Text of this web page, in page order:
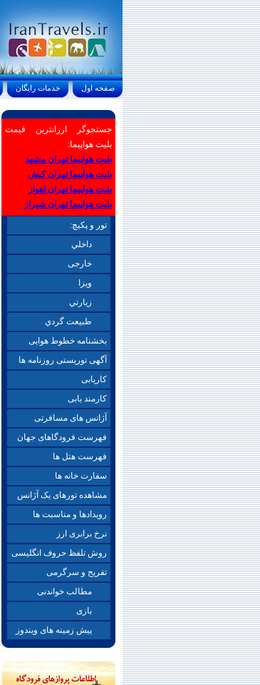
خدمات رايگان صفحه اول
جستجوگر ارزانترین قیمت
بلیت هواپیما:
بلیت هواپیما تهران مشهد
بلیت هواپیما تهران کیش
بلیت هواپیما تهران اهواز
بلیت هواپیما تهران شیراز
تور و پکیچ:
داخلي
خارجی
ويزا
زيارتي
طبيعت گردي
بخشنامه خطوط هوایی
آگهی توریستی روزنامه ها
کاریابی
کارمند یابی
آژانس های مسافرتی
فهرست فرودگاهای جهان
فهرست هتل ها
سفارت خانه ها
مشاهده تورهای یک آژانس
رویدادها و مناسبت ها
نرخ برابری ارز
روش تلفظ حروف انگلیسی
تفریح و سرگرمی
مطالب خواندنی
بازی
پیش زمینه های ویندوز